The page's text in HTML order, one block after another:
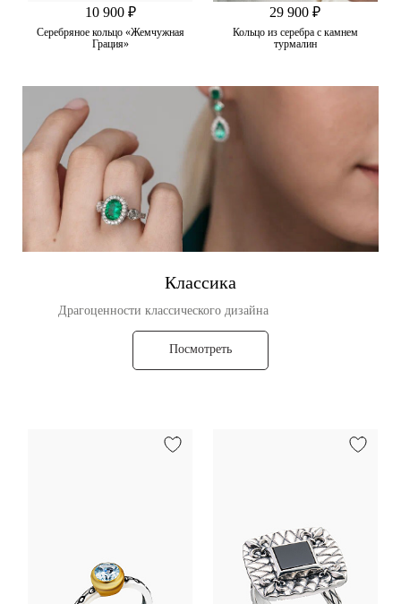
10 900 ₽
Серебряное кольцо «Жемчужная
Грация»
29 900 ₽
Кольцо из серебра с камнем
турмалин
Классика
Драгоценности классического дизайна
Посмотреть